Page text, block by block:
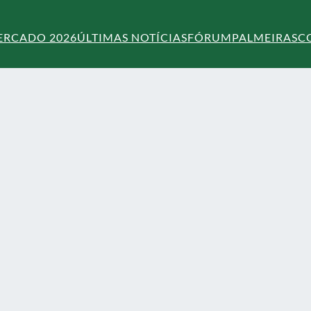
2026ÚLTIMAS NOTÍCIASFÓRUMPALMEIRAS